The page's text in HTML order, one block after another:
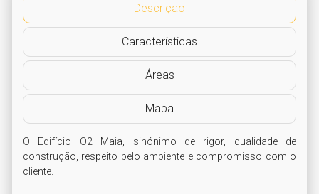
Descrição
Características
Áreas
Mapa
O Edifício O2 Maia, sinónimo de rigor, qualidade de
construção, respeito pelo ambiente e compromisso com o
cliente.